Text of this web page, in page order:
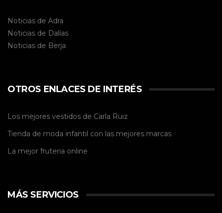
Noticias de Adra
Noticias de Dalías
Noticias de Berja
OTROS ENLACES DE INTERÉS
Los mejores vestidos de Carla Ruiz
Tienda de moda infantil con las mejores marcas
La mejor fruteria online
MÁS SERVICIOS